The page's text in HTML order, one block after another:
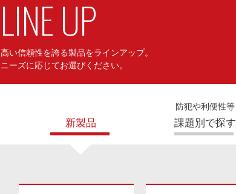
LINE UP
高い信頼性を誇る製品をラインアップ。
ニーズに応じてお選びください。
新製品
防犯や利便性等
課題別で探す